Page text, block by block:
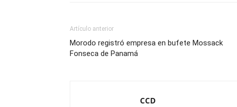
Artículo anterior
Morodo registró empresa en bufete Mossack
Fonseca de Panamá
CCD